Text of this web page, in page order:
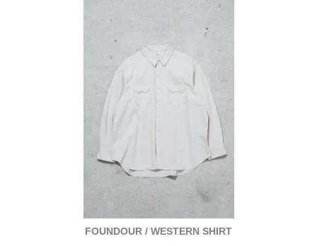
FOUNDOUR / WESTERN SHIRT